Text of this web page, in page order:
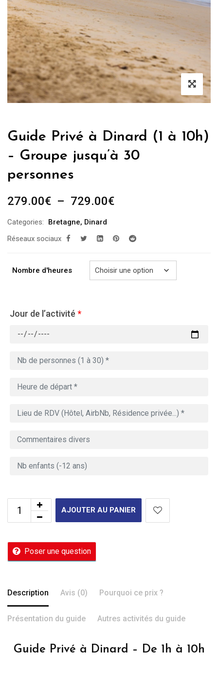
Guide Privé à Dinard (1 à 10h)
– Groupe jusqu’à 30
personnes
279.00€ – 729.00€Plage
279.00€
729.00€
Categories: Bretagne, Dinard
Réseaux sociaux
Nombre d'heures
Jour de l’activité *
AJOUTER AU PANIER
Poser une question
Description Avis (0) Pourquoi ce prix ?
Présentation du guide Autres activités du guide
Guide Privé à Dinard – De 1h à 10h